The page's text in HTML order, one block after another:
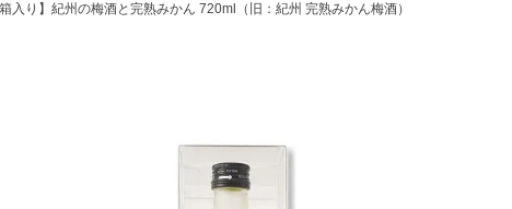
箱入り】紀州の梅酒と完熟みかん 720ml（旧：紀州 完熟みかん梅酒）